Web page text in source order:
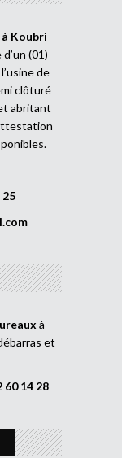
à Koubri
(01)
de
clôturé
abritant
25
à
et
60 14 28